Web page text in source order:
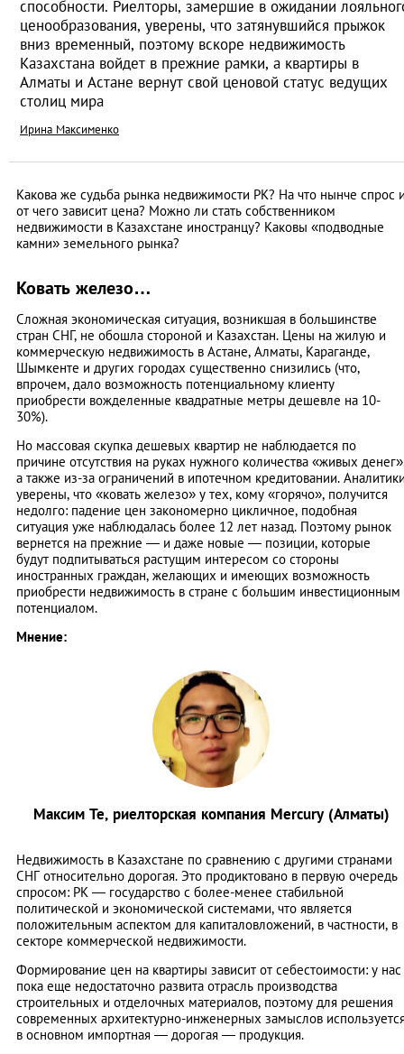
способности. Риелторы, замершие в ожидании
ценообразования, уверены, что затянувшийся прыжок
вниз временный, поэтому вскоре недвижимость
Казахстана войдет в прежние рамки, а квартиры в
Алматы и Астане вернут свой ценовой статус ведущих
столиц мира
Ирина Максименко
Какова же судьба рынка недвижимости РК? На что нынче спрос
от чего зависит цена? Можно ли стать собственником
недвижимости в Казахстане иностранцу? Каковы «подводные
камни» земельного рынка?
Ковать железо…
Сложная экономическая ситуация, возникшая в большинстве
стран СНГ, не обошла стороной и Казахстан. Цены на жилую и
коммерческую недвижимость в Астане, Алматы, Караганде,
Шымкенте и других городах существенно снизились (что,
впрочем, дало возможность потенциальному клиенту
приобрести вожделенные квадратные метры дешевле на 10-
30%).
Но массовая скупка дешевых квартир не наблюдается по
причине отсутствия на руках нужного количества «живых
а также из-за ограничений в ипотечном кредитовании.
уверены, что «ковать железо» у тех, кому «горячо», получится
недолго: падение цен закономерно цикличное, подобная
ситуация уже наблюдалась более 12 лет назад. Поэтому рынок
вернется на прежние — и даже новые — позиции, которые
будут подпитываться растущим интересом со стороны
иностранных граждан, желающих и имеющих возможность
приобрести недвижимость в стране с большим инвестиционным
потенциалом.
Мнение:
Максим Те, риелторская компания Mercury (Алматы)
Недвижимость в Казахстане по сравнению с другими странами
СНГ относительно дорогая. Это продиктовано в первую очередь
спросом: РК — государство с более-менее стабильной
политической и экономической системами, что является
положительным аспектом для капиталовложений, в частности, в
секторе коммерческой недвижимости.
Формирование цен на квартиры зависит от себестоимости: у нас
пока еще недостаточно развита отрасль производства
строительных и отделочных материалов, поэтому для решения
современных архитектурно-инженерных замыслов
в основном импортная — дорогая — продукция.